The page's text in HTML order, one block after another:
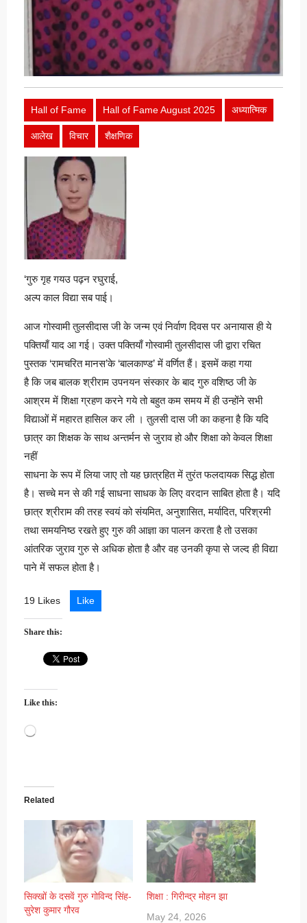
Hall of Fame Hall of Fame August 2025 अध्यात्मिक
आलेख विचार शैक्षणिक
‘गुरु गृह गयउ पढ़न रघुराई,
अल्प काल विद्या सब पाई।
आज गोस्वामी तुलसीदास जी के जन्म एवं निर्वाण दिवस पर अनायास ही ये
पक्तियाँ याद आ गई। उक्त पक्तियाँ गोस्वामी तुलसीदास जी द्वारा रचित
पुस्तक ‘रामचरित मानस’के ‘बालकाण्ड’ में वर्णित हैं। इसमें कहा गया
है कि जब बालक श्रीराम उपनयन संस्कार के बाद गुरु वशिष्ठ जी के
आश्रम में शिक्षा ग्रहण करने गये तो बहुत कम समय में ही उन्होंने सभी
विद्याओं में महारत हासिल कर ली । तुलसी दास जी का कहना है कि यदि
छात्र का शिक्षक के साथ अन्तर्मन से जुराव हो और शिक्षा को केवल शिक्षा
नहीं
साधना के रूप में लिया जाए तो यह छात्रहित में तुरंत फलदायक सिद्ध होता
है। सच्चे मन से की गई साधना साधक के लिए वरदान साबित होता है। यदि
छात्र श्रीराम की तरह स्वयं को संयमित, अनुशासित, मर्यादित, परिश्रमी
तथा समयनिष्ठ रखते हुए गुरु की आज्ञा का पालन करता है तो उसका
आंतरिक जुराव गुरु से अधिक होता है और वह उनकी कृपा से जल्द ही विद्या
पाने में सफल होता है।
19 Likes Like
Share this:
Like this:
Loading…
Related
सिक्खों के दसवें गुरु गोविन्द सिंह-
सुरेश कुमार गौरव
शिक्षा : गिरीन्द्र मोहन झा
May 24, 2026